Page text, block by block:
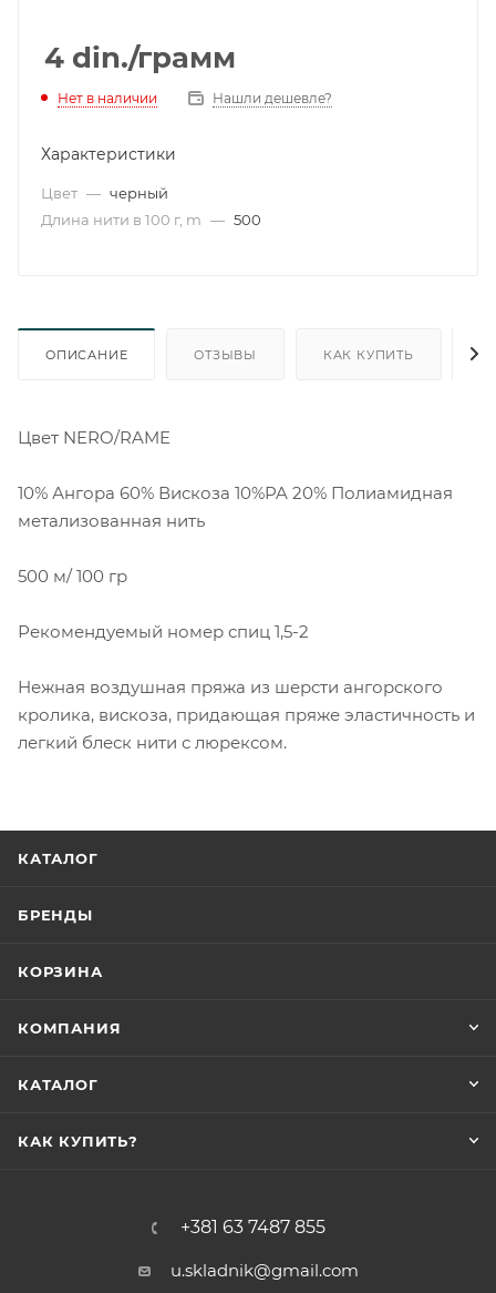
4 din./грамм
Нет в наличии Нашли дешевле?
Характеристики
Цвет — черный
Длина нити в 100 г, m — 500
ОПИСАНИЕ ОТЗЫВЫ КАК КУПИТЬ
Цвет NERO/RAME
10% Ангора 60% Вискоза 10%PA 20% Полиамидная
метализованная нить
500 м/ 100 гр
Рекомендуемый номер спиц 1,5-2
Нежная воздушная пряжа из шерсти ангорского
кролика, вискоза, придающая пряже эластичность и
легкий блеск нити с люрексом.
КАТАЛОГ
БРЕНДЫ
КОРЗИНА
КОМПАНИЯ
КАТАЛОГ
КАК КУПИТЬ?
+381 63 7487 855
u.skladnik@gmail.com